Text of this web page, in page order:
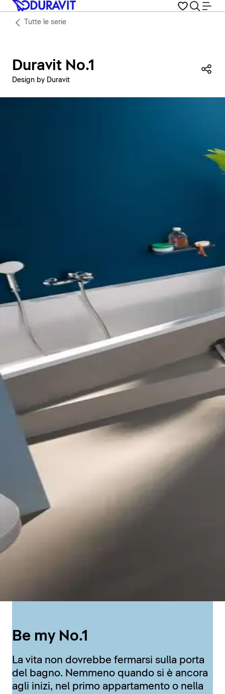
Tutte le serie
Duravit No.1
Design by Duravit
Be my No.1
La vita non dovrebbe fermarsi sulla porta
del bagno. Nemmeno quando si è ancora
agli inizi, nel primo appartamento o nella